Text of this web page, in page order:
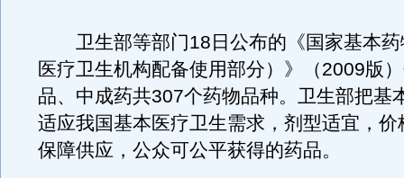
卫生部等部门18日公布的《国家基本药
医疗卫生机构配备使用部分）》（2009版
品、中成药共307个药物品种。卫生部把基
适应我国基本医疗卫生需求，剂型适宜，价
保障供应，公众可公平获得的药品。